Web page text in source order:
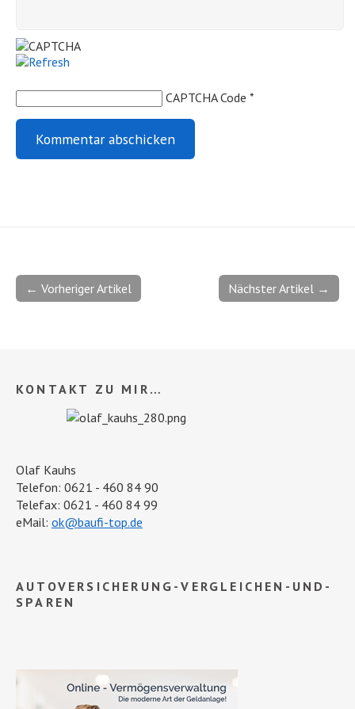
CAPTCHA Code *
Nächster Artikel →
← Vorheriger Artikel
KONTAKT ZU MIR…
Olaf Kauhs
Telefon: 0621 - 460 84 90
Telefax: 0621 - 460 84 99
eMail: ok@baufi-top.de
AUTOVERSICHERUNG-VERGLEICHEN-UND-
SPAREN